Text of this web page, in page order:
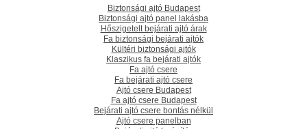
Biztonsági ajtó Budapest
Biztonsági ajtó panel lakásba
Hőszigetelt bejárati ajtó árak
Fa biztonsági bejárati ajtók
Kültéri biztonsági ajtók
Klaszikus fa bejárati ajtók
Fa ajtó csere
Fa bejárati ajtó csere
Ajtó csere Budapest
Fa ajtó csere Budapest
Bejárati ajtó csere bontás nélkül
Ajtó csere panelban